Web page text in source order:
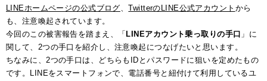
LINEホームページの公式ブログ、TwitterのLINE公式アカウント から
も、注意喚起されています。
今回のこの被害報告を踏まえ、「 LINEアカウント乗っ取りの手口 」に
関して、2つの手口を紹介し、注意喚起につなげたいと思います。
ちなみに、2つの手口は、どちらもIDとパスワードに狙いを定めたもの
です。LINEをスマートフォンで、電話番号と紐付けて利用しているユ